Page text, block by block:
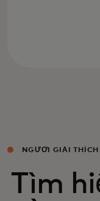
NGƯỜI GIẢI THÍCH
Tìm